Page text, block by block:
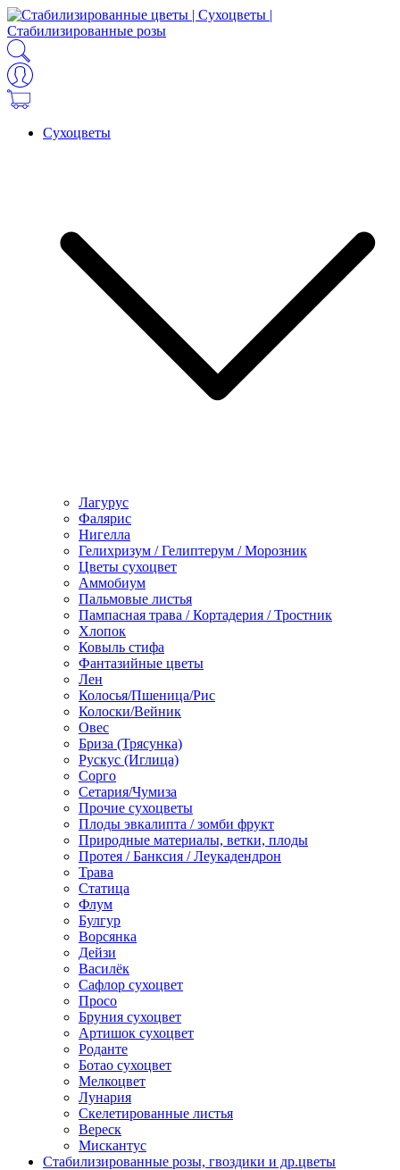
Сухоцветы
Лагурус
Фалярис
Нигелла
Гелихризум / Гелиптерум / Морозник
Цветы сухоцвет
Аммобиум
Пальмовые листья
Пампасная трава / Кортадерия / Тростник
Хлопок
Ковыль стифа
Фантазийные цветы
Лен
Колосья/Пшеница/Рис
Колоски/Вейник
Овес
Бриза (Трясунка)
Рускус (Иглица)
Сорго
Сетария/Чумиза
Прочие сухоцветы
Плоды эвкалипта / зомби фрукт
Природные материалы, ветки, плоды
Протея / Банксия / Леукадендрон
Трава
Статица
Флум
Булгур
Ворсянка
Дейзи
Василёк
Сафлор сухоцвет
Просо
Бруния сухоцвет
Артишок сухоцвет
Роданте
Ботао сухоцвет
Мелкоцвет
Лунария
Скелетированные листья
Вереск
Мискантус
Стабилизированные розы, гвоздики и др.цветы